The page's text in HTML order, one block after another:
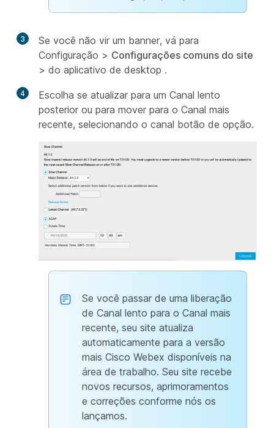
3
Se você não vir um banner, vá para
Configuração > Configurações comuns do site
> do aplicativo de desktop .
4
Escolha se atualizar para um Canal lento
posterior ou para mover para o Canal mais
recente, selecionando o canal botão de opção.
Se você passar de uma liberação
de Canal lento para o Canal mais
recente, seu site atualiza
automaticamente para a versão
mais Cisco Webex disponíveis na
área de trabalho. Seu site recebe
novos recursos, aprimoramentos
e correções conforme nós os
lançamos.